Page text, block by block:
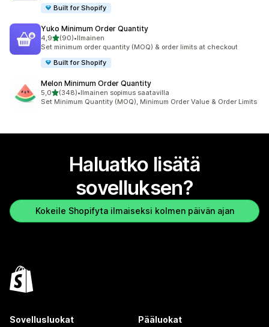
Built for Shopify
Yuko Minimum Order Quantity
4,9/ 5 tähteä
(90)
90 arvostelua yhteensä
•Ilmainen
Set minimum order quantity (MOQ) & order limits at checkout
Built for Shopify
Melon Minimum Order Quantity
5,0/ 5 tähteä
(348)
348 arvostelua yhteensä
•Ilmainen sopimus saatavilla
Set Minimum Quantity (MOQ), Minimum Order Value & Order Limits
Haluatko lisätä
sovelluksen?
Kokeile Shopifyta ilmaiseksi kolmen päivän ajan
Sovellusluokat Pääluokat